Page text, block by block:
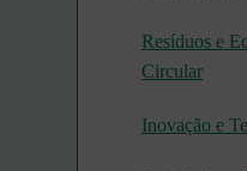
Resíduos e
Circular
Inovação e